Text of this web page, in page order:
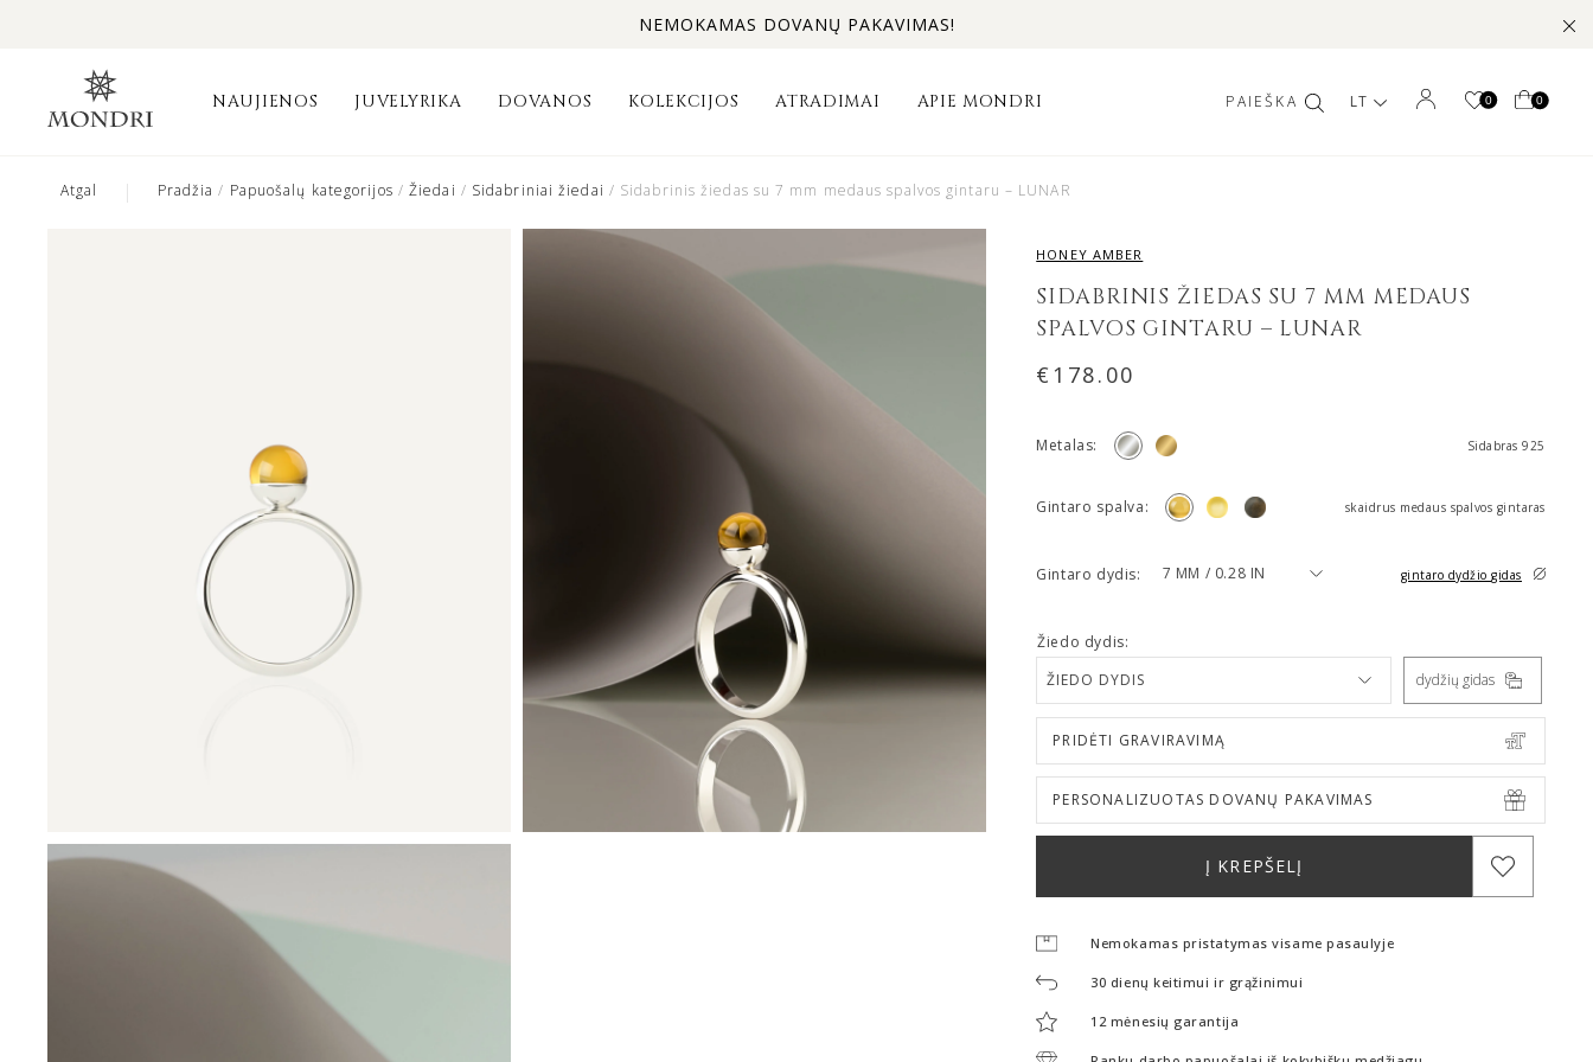
NEMOKAMAS DOVANŲ PAKAVIMAS!
NAUJIENOS JUVELYRIKA DOVANOS KOLEKCIJOS ATRADIMAI APIE MONDRI LT 0 0
Atgal | Pradžia / Papuošalų kategorijos /Žiedai / Sidabriniai žiedai / Sidabrinis žiedas su 7 mm medaus spalvos gintaru – LUNAR
HONEY AMBER
SIDABRINIS ŽIEDAS SU 7 MM MEDAUS
SPALVOS GINTARU – LUNAR
€ 178.00
Metalas: Sidabras 925
Gintaro spalva: skaidrus medaus spalvos gintaras
Gintaro dydis: 7 MM / 0.28 IN gintaro dydžio gidas
Žiedo dydis:
ŽIEDO DYDIS
dydžių gidas
PRIDĖTI GRAVIRAVIMĄ
PERSONALIZUOTAS DOVANŲ PAKAVIMAS
Į KREPŠELĮ
Nemokamas pristatymas visame pasaulyje
30 dienų keitimui ir grąžinimui
12 mėnesių garantija